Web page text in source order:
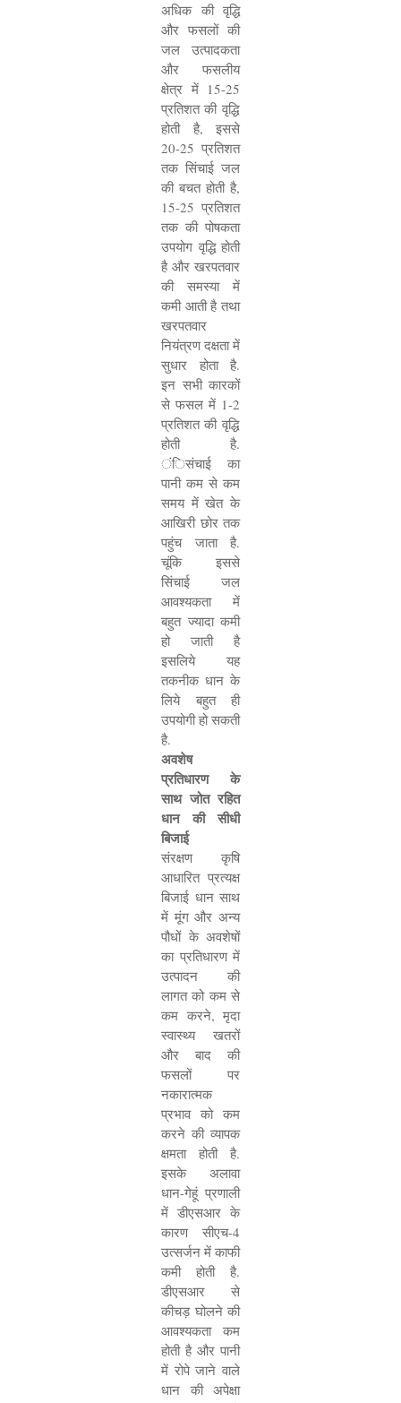
अधिक की वृद्धि
और फसलों की
जल उत्पादकता
और फसलीय
क्षेत्र में 15-25
प्रतिशत की वृद्धि
होती है, इससे
20-25 प्रतिशत
तक सिंचाई जल
की बचत होती है,
15-25 प्रतिशत
तक की पोषकता
उपयोग वृद्धि होती
है और खरपतवार
की समस्या में
कमी आती है तथा
खरपतवार
नियंत्रण दक्षता में
सुधार होता है.
इन सभी कारकों
से फसल में 1-2
प्रतिशत की वृद्धि
होती है.
ंिसंचाई का
पानी कम से कम
समय में खेत के
आखिरी छोर तक
पहुंच जाता है.
चूंकि इससे
सिंचाई जल
आवश्यकता में
बहुत ज्यादा कमी
हो जाती है
इसलिये यह
तकनीक धान के
लिये बहुत ही
उपयोगी हो सकती
है.
अवशेष
प्रतिधारण के
साथ जोत रहित
धान की सीधी
बिजाई
संरक्षण कृषि
आधारित प्रत्यक्ष
बिजाई धान साथ
में मूंग और अन्य
पौधों के अवशेषों
का प्रतिधारण में
उत्पादन की
लागत को कम से
कम करने, मृदा
स्वास्थ्य खतरों
और बाद की
फसलों पर
नकारात्मक
प्रभाव को कम
करने की व्यापक
क्षमता होती है.
इसके अलावा
धान-गेहूं प्रणाली
में डीएसआर के
कारण सीएच-4
उत्सर्जन में काफी
कमी होती है.
डीएसआर से
कीचड़ घोलने की
आवश्यकता कम
होती है और पानी
में रोपे जाने वाले
धान की अपेक्षा